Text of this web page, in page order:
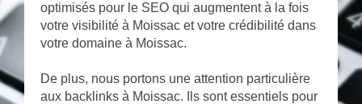
optimisés pour le SEO qui augmentent à la fois
votre visibilité à Moissac et votre crédibilité dans
votre domaine à Moissac.
De plus, nous portons une attention particulière
aux backlinks à Moissac. Ils sont essentiels pour